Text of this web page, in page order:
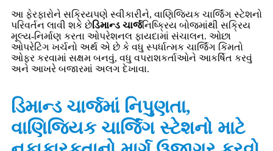
આ ફેરફારોને સક્રિયપણે સ્વીકારીને, વાણિજ્યિક ચાર્જિંગ સ્ટેશનો
પરિવર્તન લાવી શકે છેડિમાન્ડ ચાર્જનિષ્ક્રિય બોજમાંથી સક્રિય
મૂલ્ય-નિર્માણ કરતા ઓપરેશનલ ફાયદામાં સંચાલન. ઓછા
ઓપરેટિંગ ખર્ચનો અર્થ એ છે કે વધુ સ્પર્ધાત્મક ચાર્જિંગ કિંમતો
ઓફર કરવામાં સક્ષમ બનવું, વધુ વપરાશકર્તાઓને આકર્ષિત કરવું
અને આખરે બજારમાં અલગ દેખાવા.
ડિમાન્ડ ચાર્જમાં નિપુણતા,
વાણિજ્યિક ચાર્જિંગ સ્ટેશનો માટે